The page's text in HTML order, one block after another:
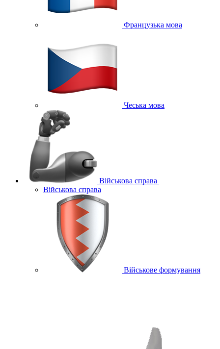
Французька мова
Чеська мова
Військова справа
Військова справа
Військове формування